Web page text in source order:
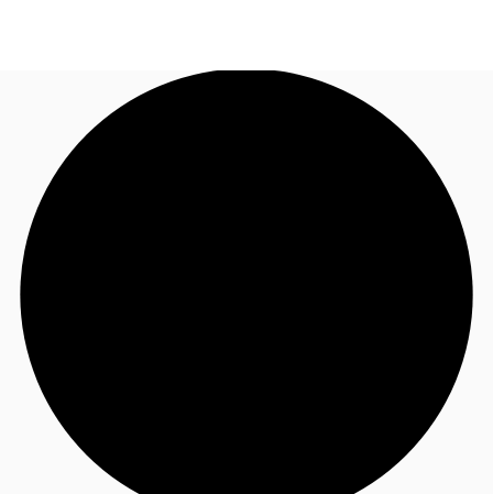
พื้นที่สำนักงาน
เฟล็กสเปซ
+6626246471